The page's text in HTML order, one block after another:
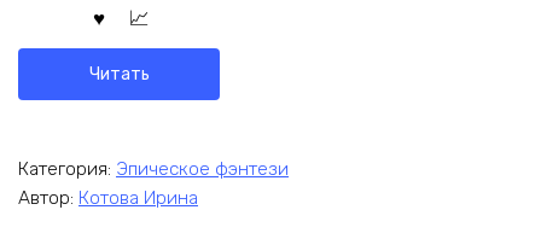
Читать
Категория: Эпическое фэнтези
Автор: Котова Ирина